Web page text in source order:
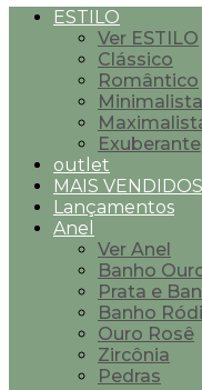
ESTILO
Ver ESTILO
Clássico
Romântico
Minimalista
Exuberante
outlet
MAIS VENDIDOS
Lançamentos
Anel
Ver Anel
Banho
Prata e
Banho
Ouro Rosê
Zircônia
Pedras